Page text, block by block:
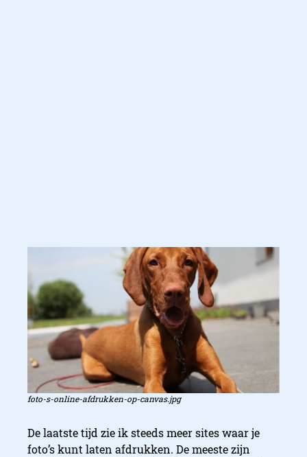
foto-s-online-afdrukken-op-canvas.jpg
De laatste tijd zie ik steeds meer sites waar je
foto’s kunt laten afdrukken. De meeste zijn